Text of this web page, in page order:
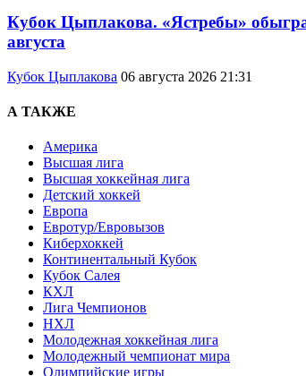
Кубок Цыплакова. «Ястребы»
августа
Кубок Цыплакова 06 августа 2026 21:31
А ТАКЖЕ
Америка
Высшая лига
Высшая хоккейная лига
Детский хоккей
Европа
Евротур/Евровызов
Киберхоккей
Континентальный Кубок
Кубок Салея
КХЛ
Лига Чемпионов
НХЛ
Молодежная хоккейная лига
Молодежный чемпионат мира
Олимпийские игры